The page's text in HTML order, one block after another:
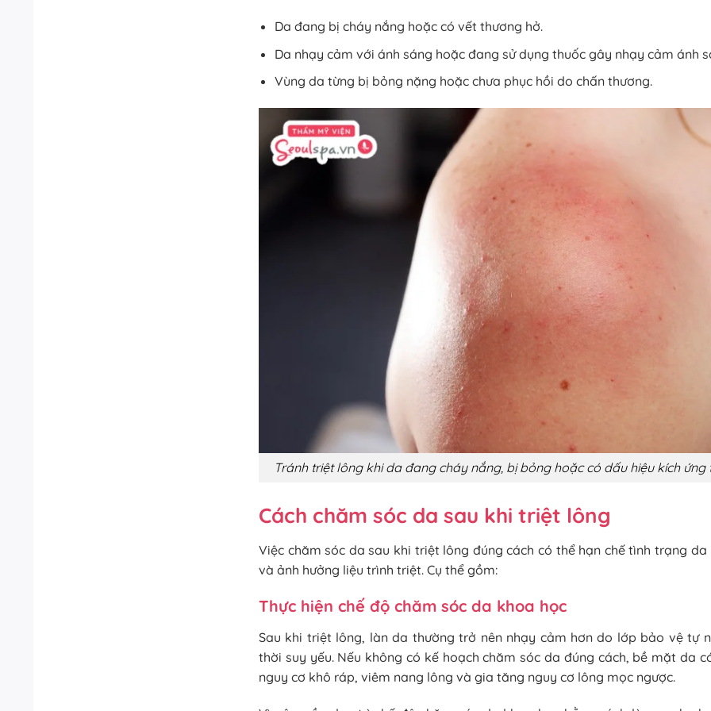
Da đang bị cháy nắng hoặc có vết thương hở.
Da nhạy cảm với ánh sáng hoặc đang sử dụng thuốc gây nhạy cảm ánh
Vùng da từng bị bỏng nặng hoặc chưa phục hồi do chấn thương.
Tránh triệt lông khi da đang cháy nắng, bị bỏng hoặc có dấu hiệu kích
Cách chăm sóc da sau khi triệt lông
Việc chăm sóc da sau khi triệt lông đúng cách có thể hạn chế tình trạng
và ảnh hưởng liệu trình triệt. Cụ thể gồm:
Thực hiện chế độ chăm sóc da khoa học
Sau khi triệt lông, làn da thường trở nên nhạy cảm hơn do lớp bảo vệ tự
thời suy yếu. Nếu không có kế hoạch chăm sóc da đúng cách, bề mặt da
nguy cơ khô ráp, viêm nang lông và gia tăng nguy cơ lông mọc ngược.